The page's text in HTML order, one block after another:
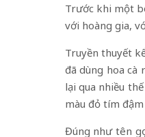
Trước khi một
với hoàng gia,
Truyền thuyết
đã dùng hoa
lại qua nhiều
màu đỏ tím
Đúng như tên